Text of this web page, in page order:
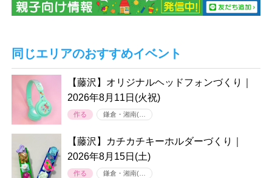
同じエリアのおすすめイベント
【藤沢】オリジナルヘッドフォンづくり｜
2026年8月11日(火祝)
作る 鎌倉・湘南(…
【藤沢】カチカチキーホルダーづくり｜
2026年8月15日(土)
作る 鎌倉・湘南(…